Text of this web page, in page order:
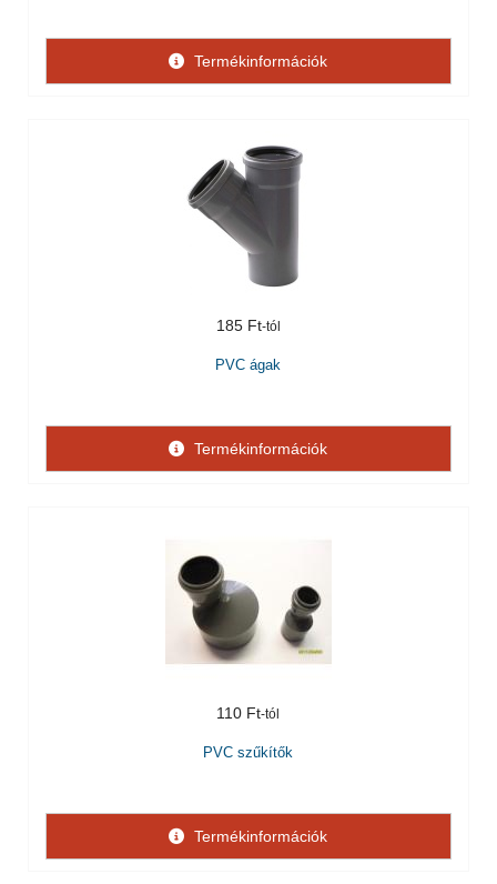
Termékinformációk
185 Ft
PVC ágak
Termékinformációk
110 Ft
PVC szűkítők
Termékinformációk